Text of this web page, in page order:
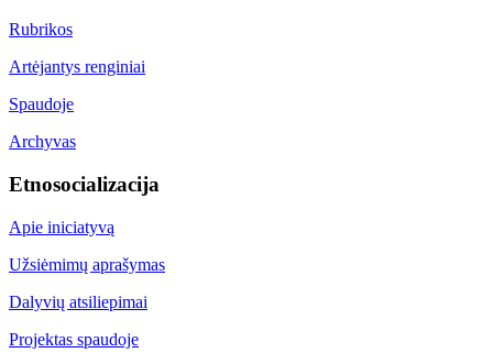
Rubrikos
Artėjantys renginiai
Spaudoje
Archyvas
Etnosocializacija
Apie iniciatyvą
Užsiėmimų aprašymas
Dalyvių atsiliepimai
Projektas spaudoje